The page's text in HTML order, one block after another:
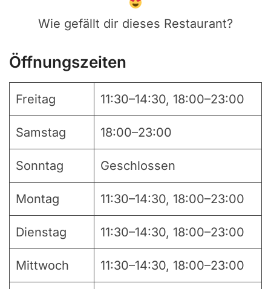
Wie gefällt dir dieses Restaurant?
Öffnungszeiten
Freitag 11:30–14:30, 18:00–23:00
Samstag 18:00–23:00
Sonntag Geschlossen
Montag 11:30–14:30, 18:00–23:00
Dienstag 11:30–14:30, 18:00–23:00
Mittwoch 11:30–14:30, 18:00–23:00